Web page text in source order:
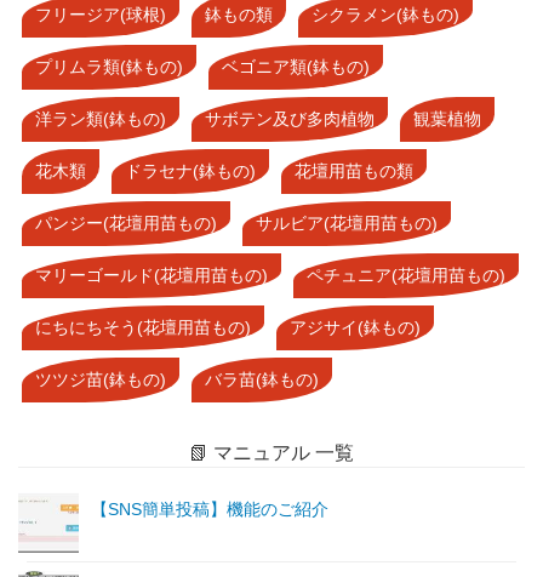
フリージア(球根) 鉢もの類 シクラメン(鉢もの)
プリムラ類(鉢もの) ベゴニア類(鉢もの)
洋ラン類(鉢もの) サボテン及び多肉植物 観葉植物
花木類 ドラセナ(鉢もの) 花壇用苗もの類
パンジー(花壇用苗もの) サルビア(花壇用苗もの)
マリーゴールド(花壇用苗もの) ペチュニア(花壇用苗もの)
にちにちそう(花壇用苗もの) アジサイ(鉢もの)
ツツジ苗(鉢もの) バラ苗(鉢もの)
📗 マニュアル 一覧
【SNS簡単投稿】機能のご紹介